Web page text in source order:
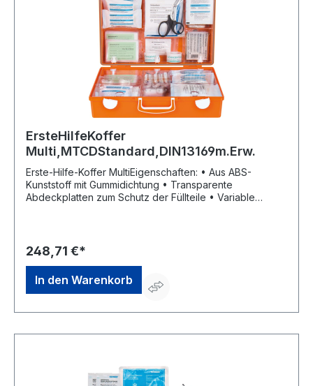
ErsteHilfeKoffer
Multi,MTCDStandard,DIN13169m.Erw.
Erste-Hilfe-Koffer MultiEigenschaften: • Aus ABS-
Kunststoff mit Gummidichtung • Transparente
Abdeckplatten zum Schutz der Füllteile • Variable
Farbpiktogramme Inhalt: gemäß DIN 13169 Maße: B 400 x
H 300 x T 150 mm Farbe: orangeHersteller: W. Söhngen
GmbH, Platter Str. 84, 65232 Taunusstein, DE,
+4961288730, info@soehngen.com
248,71 €*
In den Warenkorb